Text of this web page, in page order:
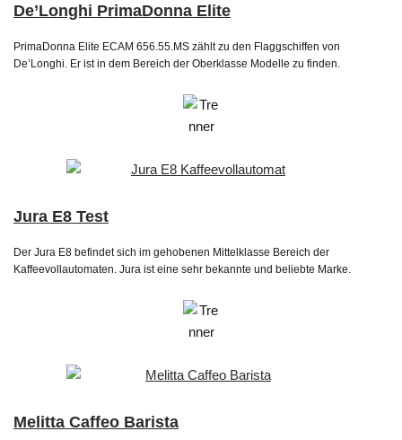
De’Longhi PrimaDonna Elite
PrimaDonna Elite ECAM 656.55.MS zählt zu den Flaggschiffen von
De’Longhi. Er ist in dem Bereich der Oberklasse Modelle zu finden.
Jura E8 Test
Der Jura E8 befindet sich im gehobenen Mittelklasse Bereich der
Kaffeevollautomaten. Jura ist eine sehr bekannte und beliebte Marke.
Melitta Caffeo Barista